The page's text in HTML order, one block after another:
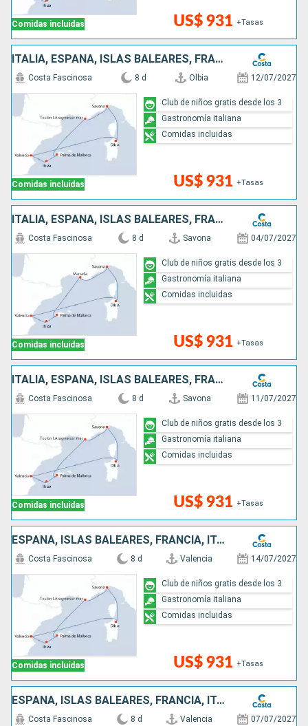
Comidas incluidas US$ 931 +Tasas
ITALIA, ESPAÑA, ISLAS BALEARES, FRANCIA
Comidas incluidas
Costa Fascinosa 8 d Olbia 12/07/2027
US$ 931 +Tasas
Club de niños gratis desde los 3
Gastronomía italiana
Comidas incluidas
ITALIA, ESPAÑA, ISLAS BALEARES, FRANCIA
Comidas incluidas
Costa Fascinosa 8 d Savona 04/07/2027
US$ 931 +Tasas
Club de niños gratis desde los 3
Gastronomía italiana
Comidas incluidas
ITALIA, ESPAÑA, ISLAS BALEARES, FRANCIA
Comidas incluidas
Costa Fascinosa 8 d Savona 11/07/2027
US$ 931 +Tasas
Club de niños gratis desde los 3
Gastronomía italiana
Comidas incluidas
ESPAÑA, ISLAS BALEARES, FRANCIA, ITALIA
Comidas incluidas
Costa Fascinosa 8 d Valencia 14/07/2027
US$ 931 +Tasas
Club de niños gratis desde los 3
Gastronomía italiana
Comidas incluidas
ESPAÑA, ISLAS BALEARES, FRANCIA, ITALIA
Costa Fascinosa 8 d Valencia 07/07/2027